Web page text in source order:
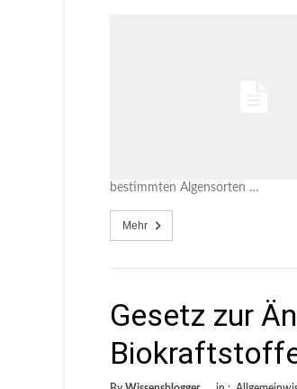
bestimmten Algensorten …
Mehr
Gesetz zur